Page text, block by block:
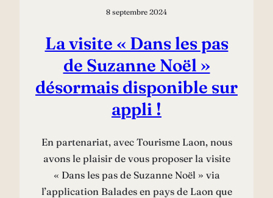
8 septembre 2024
La visite « Dans les pas
de Suzanne Noël »
désormais disponible sur
appli !
En partenariat, avec Tourisme Laon, nous
avons le plaisir de vous proposer la visite
« Dans les pas de Suzanne Noël » via
l’application Balades en pays de Laon que